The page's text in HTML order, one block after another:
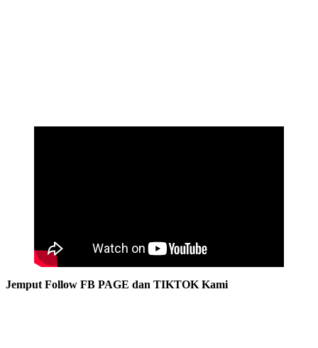
Jemput Follow FB PAGE dan TIKTOK Kami